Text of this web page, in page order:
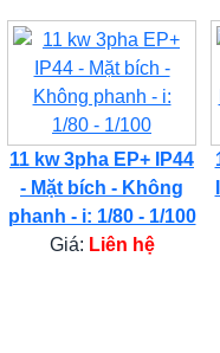
11 kw 3pha EP+ IP44
- Mặt bích - Không
phanh - i: 1/80 - 1/100
Giá: Liên hệ